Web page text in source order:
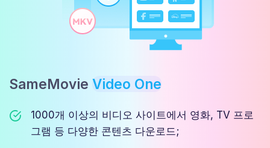
SameMovie Video One
1000개 이상의 비디오 사이트에서 영화, TV 프로
그램 등 다양한 콘텐츠 다운로드;